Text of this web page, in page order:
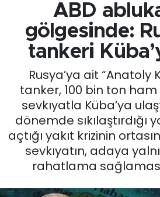
ABD
gölgesinde:
tankeri
Rusya’ya ait “Anatoly
tanker, 100 bin ton
sevkıyatla Küba’ya
dönemde sıkılaştırdığı
açtığı yakıt krizinin
sevkıyatın, adaya
rahatlama
EGE
EĞİTİM
EKONOMİ
English News
GÜNCEL
KÜLTÜR SANAT
Süper Lig Puan Durumu
Tüm Manşetler
Son Dakika Haberleri
Haber Arşivi